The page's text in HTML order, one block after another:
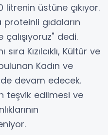
litrenin üstüne çıkıyor.
proteinli gıdaların
çalışıyoruz" dedi.
sıra Kızılcıklı, Kültür ve
Kadın ve
devam edecek.
teşvik edilmesi ve